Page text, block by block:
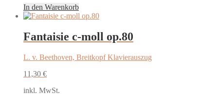
In den Warenkorb
Fantaisie c-moll op.80
L. v. Beethoven, Breitkopf Klavierauszug
11,30 €
inkl. MwSt.